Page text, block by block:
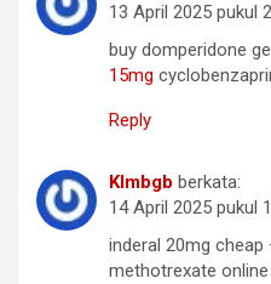
13 April 2025 pukul
buy domperidone
15mg
Reply
Klmbgb berkata:
14 April 2025 pukul
inderal 20mg cheap
methotrexate online